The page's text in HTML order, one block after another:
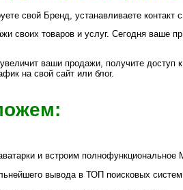
свой Бренд, устанавливаете контакт с
своих товаров и услуг. Сегодня ваше
ваши продажи, получите доступ
на свой сайт или блог.
и встроим
вывода в ТОП поисковых систем